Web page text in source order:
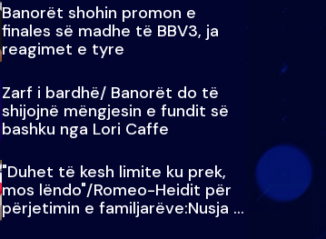
Banorët shohin promon e
finales së madhe të BBV3, ja
reagimet e tyre
Zarf i bardhë/ Banorët do të
shijojnë mëngjesin e fundit së
bashku nga Lori Caffe
"Duhet të kesh limite ku prek,
mos lëndo"/Romeo-Heidit për
përjetimin e familjarëve:Nusja e
Julit…